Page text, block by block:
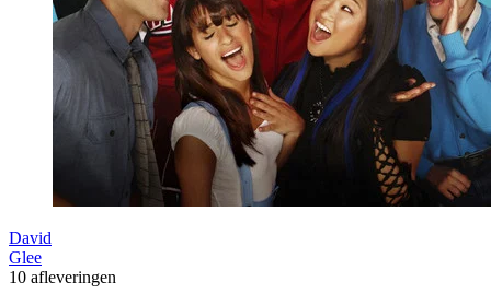
David
Glee
10 afleveringen